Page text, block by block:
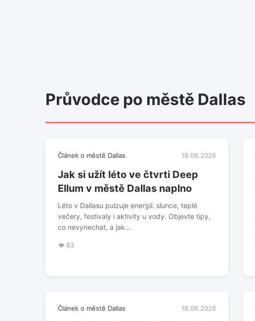
Průvodce po městě Dallas
Článek o městě Dallas 18.06.2026
Jak si užít léto ve čtvrti Deep
Ellum v městě Dallas naplno
Léto v Dallasu pulzuje energií: slunce, teplé
večery, festivaly i aktivity u vody. Objevte tipy,
co nevynechat, a jak...
👁️ 83
Článek o městě Dallas 18.06.2026